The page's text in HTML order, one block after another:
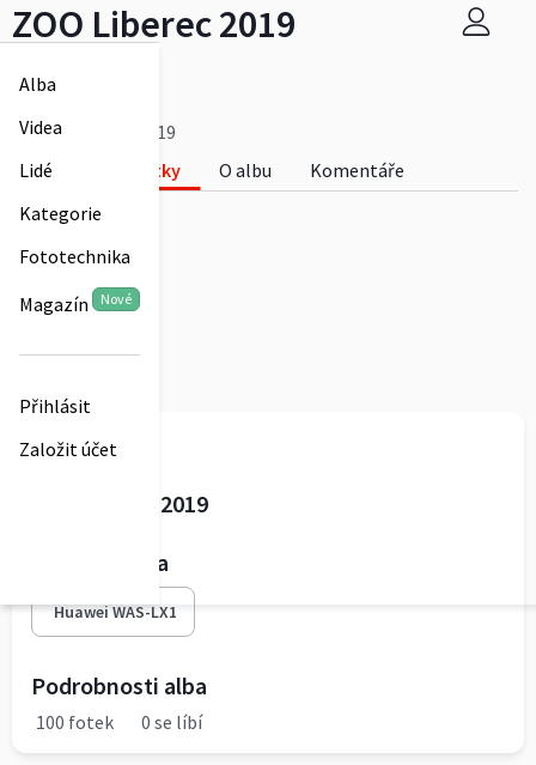
Alba
Videa
Lidé
Kategorie
Fototechnika
Magazín Nové
Přihlásit
Založit účet
ZOO Liberec 2019
ZOO Liberec 2019
Fotky
O albu
Komentáře
0
horniskolka
ZOO Liberec 2019
Fototechnika
Huawei WAS-LX1
Podrobnosti alba
100 fotek 0 se líbí